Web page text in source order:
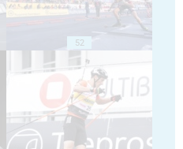
52